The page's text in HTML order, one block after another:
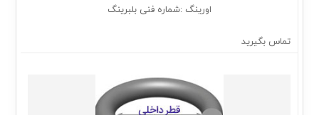
اورینگ :شماره فنی بلبرینگ
تماس بگیرید